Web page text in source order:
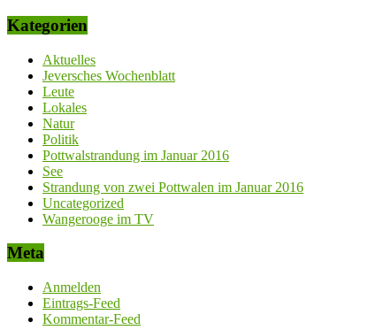
Kategorien
Aktuelles
Jeversches Wochenblatt
Leute
Lokales
Natur
Politik
Pottwalstrandung im Januar 2016
See
Strandung von zwei Pottwalen im Januar 2016
Uncategorized
Wangerooge im TV
Meta
Anmelden
Eintrags-Feed
Kommentar-Feed